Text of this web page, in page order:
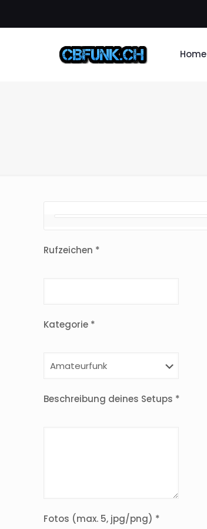
Home
Rufzeichen *
Kategorie *
Beschreibung deines Setups *
Fotos (max. 5, jpg/png) *